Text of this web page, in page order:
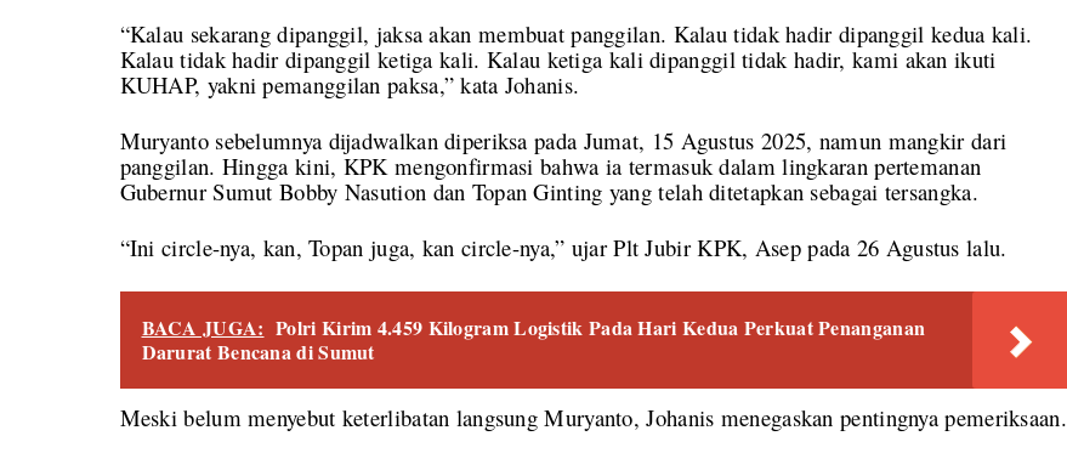
“Kalau sekarang dipanggil, jaksa akan membuat panggilan. Kalau tidak hadir dipanggil kedua kali.
Kalau tidak hadir dipanggil ketiga kali. Kalau ketiga kali dipanggil tidak hadir, kami akan ikuti
KUHAP, yakni pemanggilan paksa,” kata Johanis.
Muryanto sebelumnya dijadwalkan diperiksa pada Jumat, 15 Agustus 2025, namun mangkir dari
panggilan. Hingga kini, KPK mengonfirmasi bahwa ia termasuk dalam lingkaran pertemanan
Gubernur Sumut Bobby Nasution dan Topan Ginting yang telah ditetapkan sebagai tersangka.
“Ini circle-nya, kan, Topan juga, kan circle-nya,” ujar Plt Jubir KPK, Asep pada 26 Agustus lalu.
BACA JUGA: Polri Kirim 4.459 Kilogram Logistik Pada Hari Kedua Perkuat Penanganan
Darurat Bencana di Sumut
Meski belum menyebut keterlibatan langsung Muryanto, Johanis menegaskan pentingnya pemeriksaan.